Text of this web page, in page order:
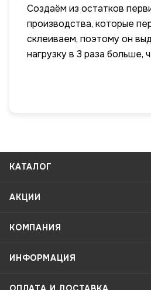
Создаём из остатков
производства, которые
склеиваем, поэтому он
нагрузку в 3 раза больше,
КАТАЛОГ
АКЦИИ
КОМПАНИЯ
ИНФОРМАЦИЯ